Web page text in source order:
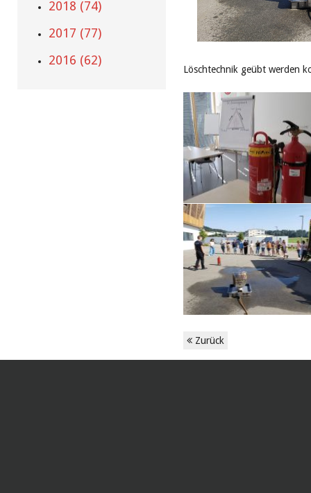
Löschtechnik geübt werden
Zurück
2018 (74)
2017 (77)
2016 (62)